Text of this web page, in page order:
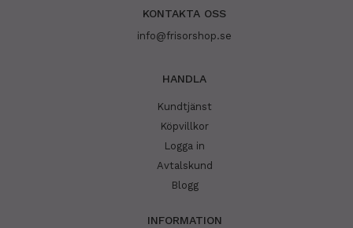
KONTAKTA OSS
info@frisorshop.se
HANDLA
Kundtjänst
Köpvillkor
Logga in
Avtalskund
Blogg
INFORMATION